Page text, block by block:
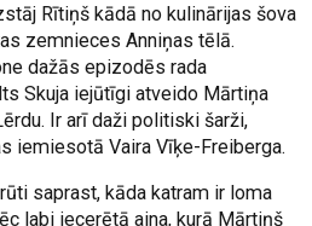
Rītiņš kādā no kulinārijas šova
zemnieces Anniņas tēlā.
dažās epizodēs rada
Skuja iejūtīgi atveido Mārtiņa
Ir arī daži politiski šarži,
iemiesotā Vaira Vīķe-Freiberga.
saprast, kāda katram ir loma
labi iecerētā aina, kurā Mārtiņš